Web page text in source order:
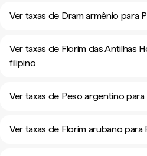
Ver taxas de Dram armênio para
Ver taxas de Florim das Antilhas
filipino
Ver taxas de Peso argentino
Ver taxas de Florim arubano para